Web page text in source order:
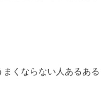
まくならない人あるある